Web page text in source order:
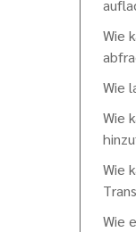
Wie
Wie
Wie
Wie
Wie